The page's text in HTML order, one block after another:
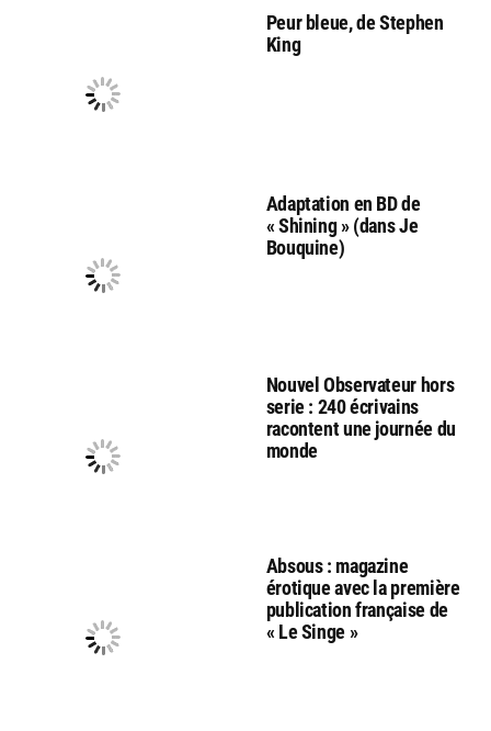
Peur bleue, de Stephen
King
Adaptation en BD de
« Shining » (dans Je
Bouquine)
Nouvel Observateur hors
serie : 240 écrivains
racontent une journée du
monde
Absous : magazine
érotique avec la première
publication française de
« Le Singe »